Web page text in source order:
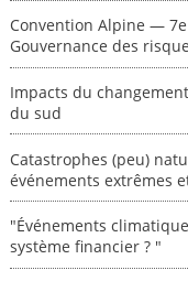
Convention Alpine —
Gouvernance des
Impacts du
du sud
Catastrophes (peu)
événements extrêmes
"Événements
système financier ? "